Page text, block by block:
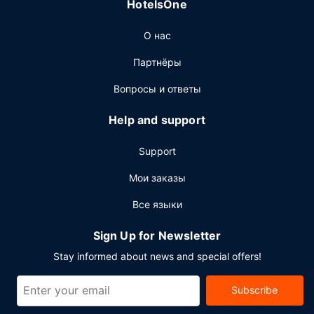
Бесплатный завтрак (самообслуживание)
предлагается ежедневно с 6:00 до 10:00.
Другие особенности
Для удобства гостей предоставляется следующее:
бизнес-центр, ускоренная регистрация при отъезде и
бесплатная самостоятельная парковка.
HotelsOne
О нас
Партнёры
Вопросы и ответы
Help and support
Support
Мои заказы
Все языки
Sign Up for Newsletter
Stay informed about news and special offers!
Subscribe